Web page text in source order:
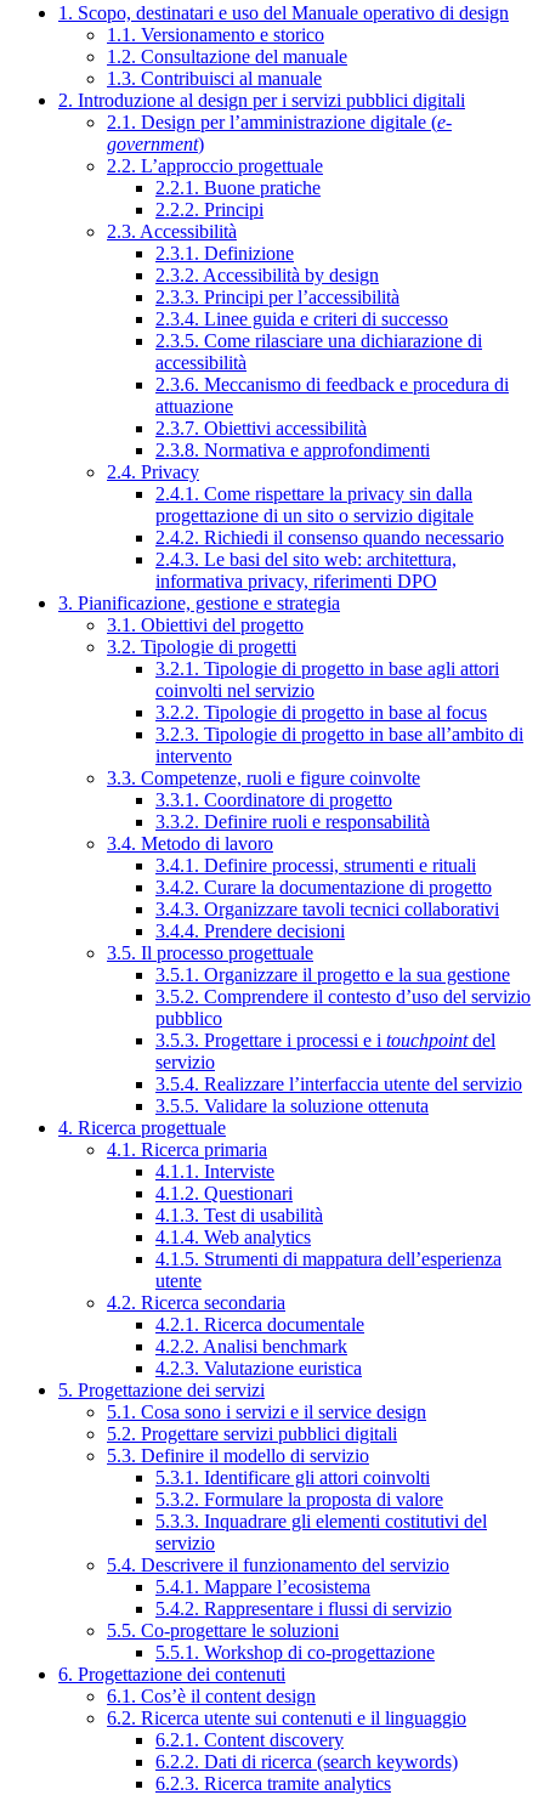
1. Scopo, destinatari e uso del Manuale operativo di design
1.1. Versionamento e storico
1.2. Consultazione del manuale
1.3. Contribuisci al manuale
2. Introduzione al design per i servizi pubblici digitali
2.1. Design per l’amministrazione digitale (e-
government)
2.2. L’approccio progettuale
2.2.1. Buone pratiche
2.2.2. Principi
2.3. Accessibilità
2.3.1. Definizione
2.3.2. Accessibilità by design
2.3.3. Principi per l’accessibilità
2.3.4. Linee guida e criteri di successo
2.3.5. Come rilasciare una dichiarazione di
accessibilità
2.3.6. Meccanismo di feedback e procedura di
attuazione
2.3.7. Obiettivi accessibilità
2.3.8. Normativa e approfondimenti
2.4. Privacy
2.4.1. Come rispettare la privacy sin dalla
progettazione di un sito o servizio digitale
2.4.2. Richiedi il consenso quando necessario
2.4.3. Le basi del sito web: architettura,
informativa privacy, riferimenti DPO
3. Pianificazione, gestione e strategia
3.1. Obiettivi del progetto
3.2. Tipologie di progetti
3.2.1. Tipologie di progetto in base agli attori
coinvolti nel servizio
3.2.2. Tipologie di progetto in base al focus
3.2.3. Tipologie di progetto in base all’ambito di
intervento
3.3. Competenze, ruoli e figure coinvolte
3.3.1. Coordinatore di progetto
3.3.2. Definire ruoli e responsabilità
3.4. Metodo di lavoro
3.4.1. Definire processi, strumenti e rituali
3.4.2. Curare la documentazione di progetto
3.4.3. Organizzare tavoli tecnici collaborativi
3.4.4. Prendere decisioni
3.5. Il processo progettuale
3.5.1. Organizzare il progetto e la sua gestione
3.5.2. Comprendere il contesto d’uso del servizio
pubblico
3.5.3. Progettare i processi e i touchpointdel
servizio
3.5.4. Realizzare l’interfaccia utente del servizio
3.5.5. Validare la soluzione ottenuta
4. Ricerca progettuale
4.1. Ricerca primaria
4.1.1. Interviste
4.1.2. Questionari
4.1.3. Test di usabilità
4.1.4. Web analytics
4.1.5. Strumenti di mappatura dell’esperienza
utente
4.2. Ricerca secondaria
4.2.1. Ricerca documentale
4.2.2. Analisi benchmark
4.2.3. Valutazione euristica
5. Progettazione dei servizi
5.1. Cosa sono i servizi e il service design
5.2. Progettare servizi pubblici digitali
5.3. Definire il modello di servizio
5.3.1. Identificare gli attori coinvolti
5.3.2. Formulare la proposta di valore
5.3.3. Inquadrare gli elementi costitutivi del
servizio
5.4. Descrivere il funzionamento del servizio
5.4.1. Mappare l’ecosistema
5.4.2. Rappresentare i flussi di servizio
5.5. Co-progettare le soluzioni
5.5.1. Workshop di co-progettazione
6. Progettazione dei contenuti
6.1. Cos’è il content design
6.2. Ricerca utente sui contenuti e il linguaggio
6.2.1. Content discovery
6.2.2. Dati di ricerca (search keywords)
6.2.3. Ricerca tramite analytics